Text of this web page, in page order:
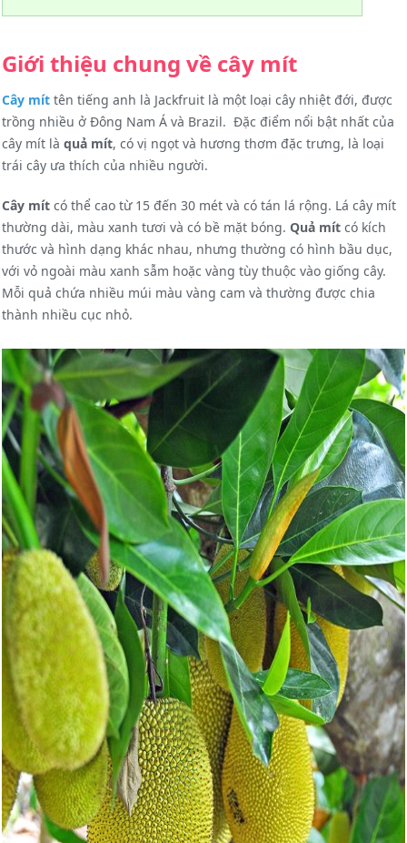
Giới thiệu chung về cây mít
Cây mít tên tiếng anh là Jackfruit là một loại cây nhiệt đới, được
trồng nhiều ở Đông Nam Á và Brazil. Đặc điểm nổi bật nhất của
cây mít là quả mít, có vị ngọt và hương thơm đặc trưng, là loại
trái cây ưa thích của nhiều người.
Cây mít có thể cao từ 15 đến 30 mét và có tán lá rộng. Lá cây mít
thường dài, màu xanh tươi và có bề mặt bóng. Quả mít có kích
thước và hình dạng khác nhau, nhưng thường có hình bầu dục,
với vỏ ngoài màu xanh sẫm hoặc vàng tùy thuộc vào giống cây.
Mỗi quả chứa nhiều múi màu vàng cam và thường được chia
thành nhiều cục nhỏ.